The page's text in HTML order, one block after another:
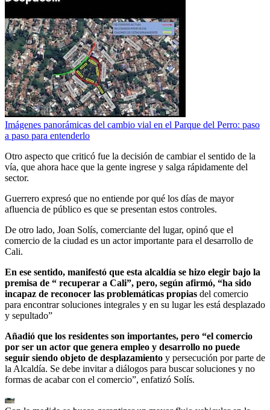
Imágenes panorámicas del cambio vial en el Parque del Perro: paso
a paso para entenderlo
Otro aspecto que criticó fue la decisión de cambiar el sentido de la
vía, que ahora hace que la gente ingrese y salga rápidamente del
sector.
Guerrero expresó que no entiende por qué los días de mayor
afluencia de público es que se presentan estos controles.
De otro lado, Joan Solís, comerciante del lugar, opinó que el
comercio de la ciudad es un actor importante para el desarrollo de
Cali.
En ese sentido, manifestó que esta alcaldía se hizo elegir bajo la
premisa de “ recuperar a Cali”, pero, según afirmó, “ha sido
incapaz de reconocer las problemáticas propias del comercio
para encontrar soluciones integrales y en su lugar les está desplazado
y sepultado”
Añadió que los residentes son importantes, pero “el comercio
por ser un actor que genera empleo y desarrollo no puede
seguir siendo objeto de desplazamiento y persecución por parte de
la Alcaldía. Se debe invitar a diálogos para buscar soluciones y no
formas de acabar con el comercio”, enfatizó Solís.